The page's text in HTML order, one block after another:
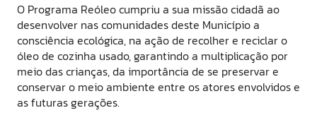
O Programa Reóleo cumpriu a sua missão cidadã ao
desenvolver nas comunidades deste Município a
consciência ecológica, na ação de recolher e reciclar o
óleo de cozinha usado, garantindo a multiplicação por
meio das crianças, da importância de se preservar e
conservar o meio ambiente entre os atores envolvidos e
as futuras gerações.